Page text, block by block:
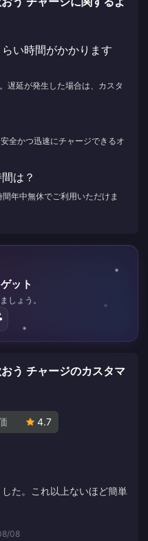
い時間がかかります
遅延が発生した場合は、カスタ
全かつ迅速にチャージできるオ
は？
年中無休でご利用いただけま
ット
しょう。
う チャージのカスタマ
4.7
た。これ以上ないほど簡単
08